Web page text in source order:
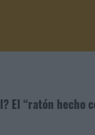
El “ratón